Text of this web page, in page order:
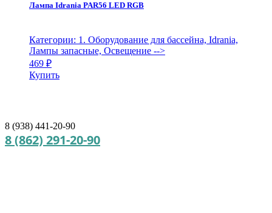
Лампа Idrania PAR56 LED RGB
Категории: 1. Оборудование для бассейна, Idrania,
Лампы запасные, Освещение -->
469 ₽
Купить
8 (938) 441-20-90
8 (862) 291-20-90